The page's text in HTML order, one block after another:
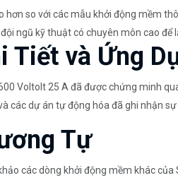
hơn so với các mẫu khởi động mềm
ngũ kỹ thuật có chuyên môn cao để
Tiết và Ứng
Voltolt 25 A đã được chứng minh
các dự án tự động hóa đã ghi nhận
Tự
các dòng khởi động mềm khác của